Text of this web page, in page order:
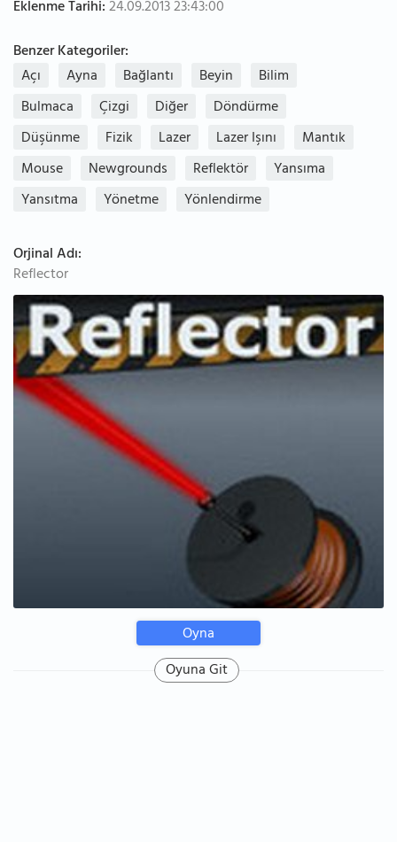
Eklenme Tarihi:24.09.2013 23:43:00
Benzer Kategoriler:
Açı
Ayna Bağlantı Beyin
Bilim
Bulmaca
Çizgi Diğer
Döndürme
Düşünme
Fizik Lazer Lazer Işını
Mantık
Mouse
Newgrounds Reflektör
Yansıma
Yansıtma
Yönetme Yönlendirme
Orjinal Adı:
Reflector
Oyna
Oyuna Git